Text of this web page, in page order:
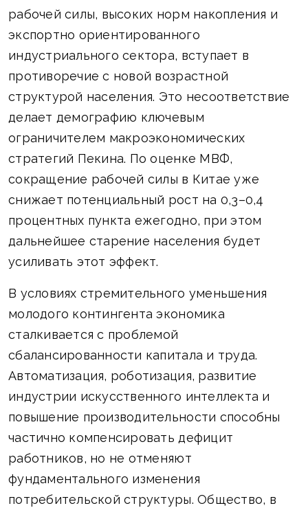
рабочей силы, высоких норм накопления и
экспортно ориентированного
индустриального сектора, вступает в
противоречие с новой возрастной
структурой населения. Это несоответствие
делает демографию ключевым
ограничителем макроэкономических
стратегий Пекина. По оценке МВФ,
сокращение рабочей силы в Китае уже
снижает потенциальный рост на 0,3–0,4
процентных пункта ежегодно, при этом
дальнейшее старение населения будет
усиливать этот эффект.
В условиях стремительного уменьшения
молодого контингента экономика
сталкивается с проблемой
сбалансированности капитала и труда.
Автоматизация, роботизация, развитие
индустрии искусственного интеллекта и
повышение производительности способны
частично компенсировать дефицит
работников, но не отменяют
фундаментального изменения
потребительской структуры. Общество, в